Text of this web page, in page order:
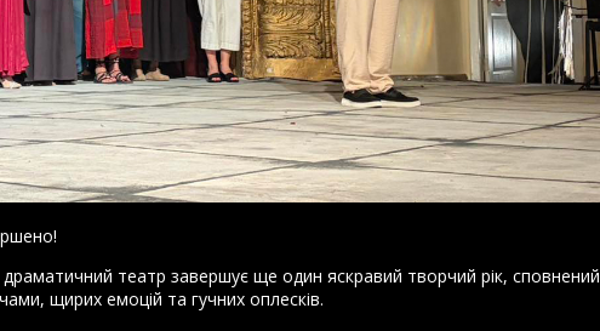
театр завершує ще один яскравий творчий рік, сповнений
щирих емоцій та гучних оплесків.